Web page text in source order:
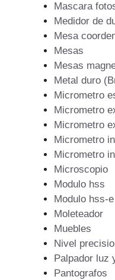
Mascara
Medidor de
Mesa
Mesas
Mesas
Metal duro
Micrometro
Micrometro
Micrometro
Micrometro
Micrometro
Microscopio
Modulo hss
Modulo hss-e
Moleteador
Muebles
Nivel
Palpador luz
Pantografos